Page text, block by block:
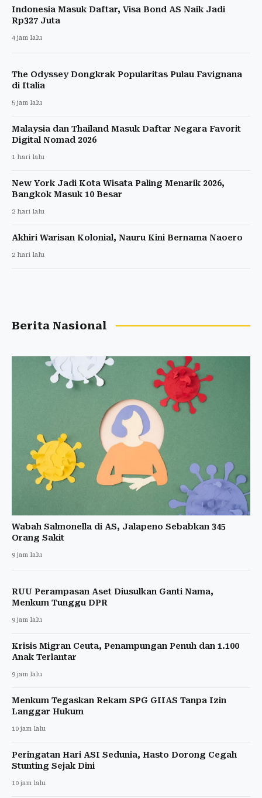
Indonesia Masuk Daftar, Visa Bond AS Naik Jadi
Rp327 Juta
4 jam lalu
The Odyssey Dongkrak Popularitas Pulau Favignana
di Italia
5 jam lalu
Malaysia dan Thailand Masuk Daftar Negara Favorit
Digital Nomad 2026
1 hari lalu
New York Jadi Kota Wisata Paling Menarik 2026,
Bangkok Masuk 10 Besar
2 hari lalu
Akhiri Warisan Kolonial, Nauru Kini Bernama Naoero
2 hari lalu
Berita Nasional
Wabah Salmonella di AS, Jalapeno Sebabkan 345
Orang Sakit
9 jam lalu
RUU Perampasan Aset Diusulkan Ganti Nama,
Menkum Tunggu DPR
9 jam lalu
Krisis Migran Ceuta, Penampungan Penuh dan 1.100
Anak Terlantar
9 jam lalu
Menkum Tegaskan Rekam SPG GIIAS Tanpa Izin
Langgar Hukum
10 jam lalu
Peringatan Hari ASI Sedunia, Hasto Dorong Cegah
Stunting Sejak Dini
10 jam lalu